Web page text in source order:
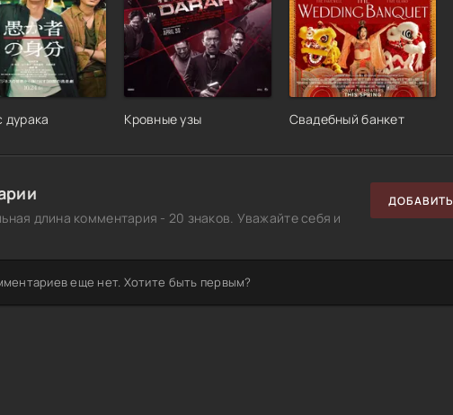
дурака Кровные узы Свадебный банкет
длина комментария - 20 знаков. Уважайте себя и
ДОБАВИТЬ
еще нет. Хотите быть первым?